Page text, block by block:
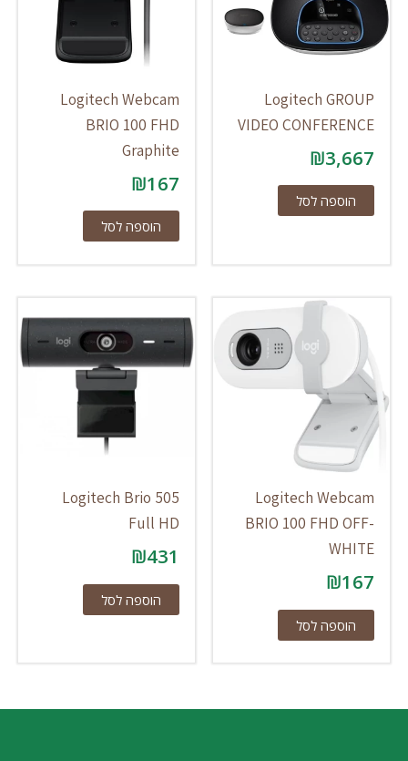
Logitech GROUP
VIDEO CONFERENCE
₪3,667
הוספה לסל
Logitech Webcam
BRIO 100 FHD
Graphite
₪167
הוספה לסל
Logitech Webcam
BRIO 100 FHD OFF-
WHITE
₪167
הוספה לסל
Logitech Brio 505
Full HD
₪431
הוספה לסל